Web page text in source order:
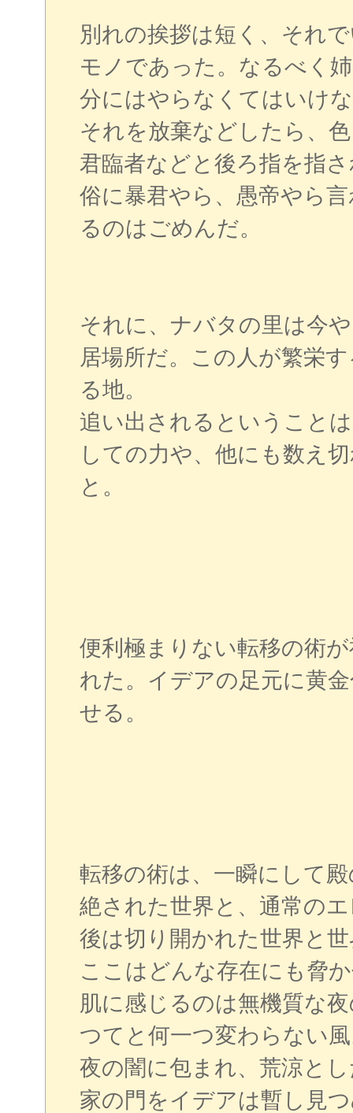
別れの挨拶は短く、それ
モノであった。なるべく
分にはやらなくてはいけ
それを放棄などしたら、
君臨者などと後ろ指を指
俗に暴君やら、愚帝やら
るのはごめんだ。
それに、ナバタの里は今
居場所だ。この人が繁栄
る地。
追い出されるということ
しての力や、他にも数え
と。
便利極まりない転移の術
れた。イデアの足元に黄
せる。
転移の術は、一瞬にして
絶された世界と、通常の
後は切り開かれた世界と
ここはどんな存在にも脅
肌に感じるのは無機質な
つてと何一つ変わらない
夜の闇に包まれ、荒涼と
家の門をイデアは暫し見